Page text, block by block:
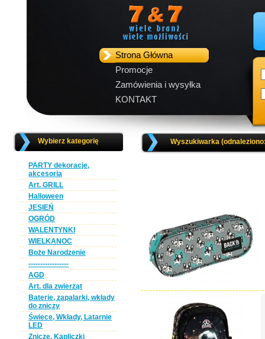
Strona Główna
Promocje
Zamówienia i wysyłka
KONTAKT
Wybierz kategorię
PARTY dekoracje,
akcesoria
Art. GRILL
Halloween
JESIEŃ
OGRÓD
WALENTYNKI
WIELKANOC
Boże Narodzenie
-----------------
AGD
Art. dla zwierząt
Baterie, zapalarki, wkłady
do zniczy
Świece, Wkłady, Latarnie
LED
Znicze, Kapliczki
Wyszukiwarka